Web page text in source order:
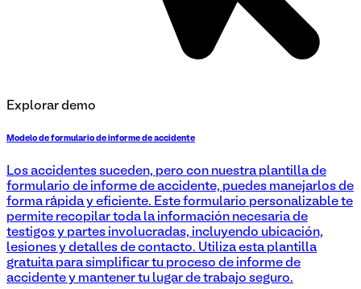
Explorar demo
Modelo de formulario de informe de accidente
Los accidentes suceden, pero con nuestra plantilla de
formulario de informe de accidente, puedes manejarlos de
forma rápida y eficiente. Este formulario personalizable te
permite recopilar toda la información necesaria de
testigos y partes involucradas, incluyendo ubicación,
lesiones y detalles de contacto. Utiliza esta plantilla
gratuita para simplificar tu proceso de informe de
accidente y mantener tu lugar de trabajo seguro.